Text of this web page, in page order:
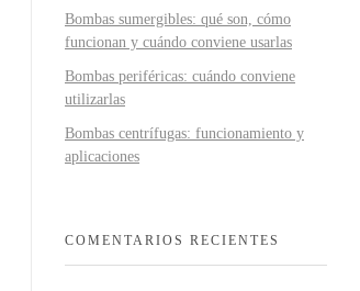
Bombas sumergibles: qué son, cómo
funcionan y cuándo conviene usarlas
Bombas periféricas: cuándo conviene
utilizarlas
Bombas centrífugas: funcionamiento y
aplicaciones
COMENTARIOS RECIENTES